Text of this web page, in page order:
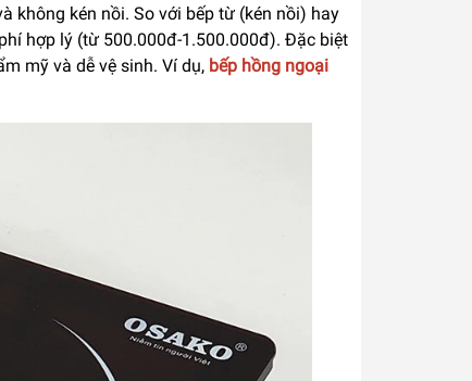
không kén nồi. So với bếp từ (kén nồi) hay
hợp lý (từ 500.000đ-1.500.000đ). Đặc biệt
mỹ và dễ vệ sinh. Ví dụ, bếp hồng ngoại